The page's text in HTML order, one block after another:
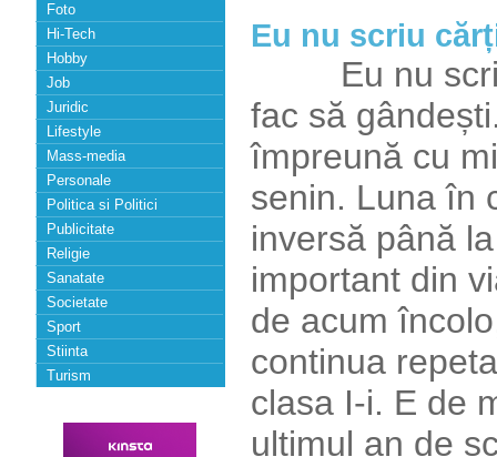
Foto
Hi-Tech
Hobby
Job
Juridic
Lifestyle
Mass-media
Personale
Politica si Politici
Publicitate
Religie
Sanatate
Societate
Sport
Stiinta
Turism
Eu nu scriu
Eu nu scriu
fac să
împreună
senin. Luna în
inversă până
important din
de acum
continua
clasa I-i. E de
ultimul an de